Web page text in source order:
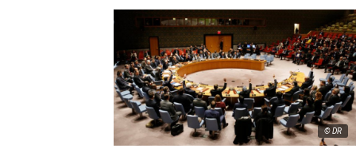
© DR